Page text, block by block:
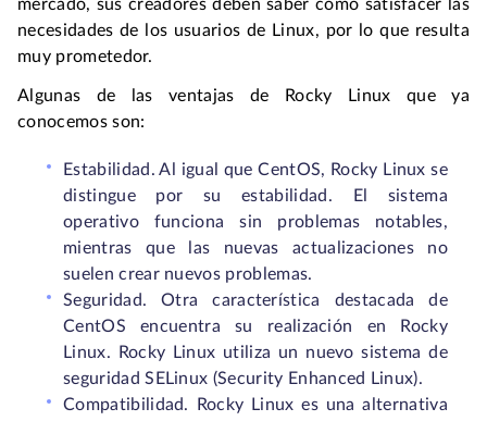
mercado, sus creadores deben saber cómo satisfacer las
necesidades de los usuarios de Linux, por lo que resulta
muy prometedor.
Algunas de las ventajas de Rocky Linux que ya
conocemos son:
Estabilidad. Al igual que CentOS, Rocky Linux se
distingue por su estabilidad. El sistema
operativo funciona sin problemas notables,
mientras que las nuevas actualizaciones no
suelen crear nuevos problemas.
Seguridad. Otra característica destacada de
CentOS encuentra su realización en Rocky
Linux. Rocky Linux utiliza un nuevo sistema de
seguridad SELinux (Security Enhanced Linux).
Compatibilidad. Rocky Linux es una alternativa